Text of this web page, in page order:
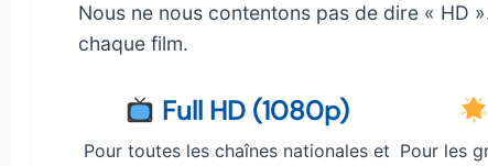
Nous ne nous contentons pas de dire « HD
chaque film.
Full HD (1080p)
Pour toutes les chaînes nationales et Pour les